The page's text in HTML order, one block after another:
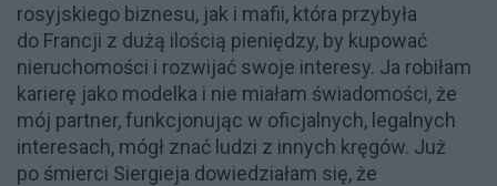
rosyjskiego biznesu, jak i mafii, która przybyła
do Francji z dużą ilością pieniędzy, by kupować
nieruchomości i rozwijać swoje interesy. Ja robiłam
karierę jako modelka i nie miałam świadomości, że
mój partner, funkcjonując w oficjalnych, legalnych
interesach, mógł znać ludzi z innych kręgów. Już
po śmierci Siergieja dowiedziałam się, że